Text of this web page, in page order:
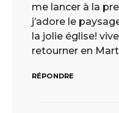
me lancer à la
j’adore le
la jolie église!
retourner en
RÉPONDRE